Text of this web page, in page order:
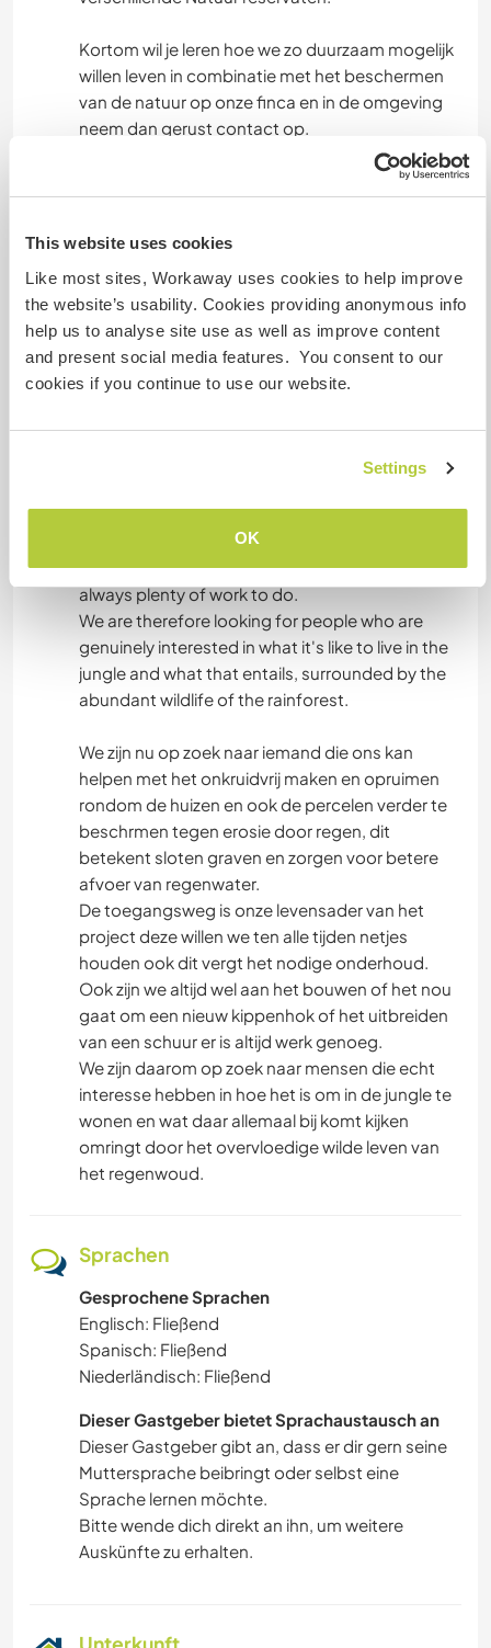
This website uses cookies
Like most sites, Workaway uses cookies to help improve
the website’s usability. Cookies providing anonymous info
help us to analyse site use as well as improve content
and present social media features. You consent to our
cookies if you continue to use our website.
Settings
OK
TANZEN
CAMPING
GEBIRGE
Kortom wil je leren hoe we zo duurzaam mogelijk
willen leven in combinatie met het beschermen
van de natuur op onze finca en in de omgeving
neem dan gerust contact op.
Arbeit
We are currently looking for someone who can
help us weed and tidy up around the houses and
also further protect the plots from erosion
ensuring better drainage of rainwater.
The access road is the lifeline of our project, and
requires the necessary maintenance.
We are also always building, whether it's a new
chicken coop or expanding a barn, there is
always plenty of work to do.
We are therefore looking for people who are
genuinely interested in what it's like to live in the
jungle and what that entails, surrounded by the
abundant wildlife of the rainforest.
We zijn nu op zoek naar iemand die ons kan
helpen met het onkruidvrij maken en opruimen
rondom de huizen en ook de percelen verder te
beschrmen tegen erosie door regen, dit
betekent sloten graven en zorgen voor betere
afvoer van regenwater.
De toegangsweg is onze levensader van het
project deze willen we ten alle tijden netjes
houden ook dit vergt het nodige onderhoud.
Ook zijn we altijd wel aan het bouwen of het nou
gaat om een nieuw kippenhok of het uitbreiden
van een schuur er is altijd werk genoeg.
We zijn daarom op zoek naar mensen die echt
interesse hebben in hoe het is om in de jungle te
wonen en wat daar allemaal bij komt kijken
omringt door het overvloedige wilde leven van
het regenwoud.
Sprachen
Gesprochene Sprachen
Englisch: Fließend
Spanisch: Fließend
Niederländisch: Fließend
Dieser Gastgeber bietet Sprachaustausch an
Dieser Gastgeber gibt an, dass er dir gern seine
Muttersprache beibringt oder selbst eine
Sprache lernen möchte.
Bitte wende dich direkt an ihn, um weitere
Auskünfte zu erhalten.